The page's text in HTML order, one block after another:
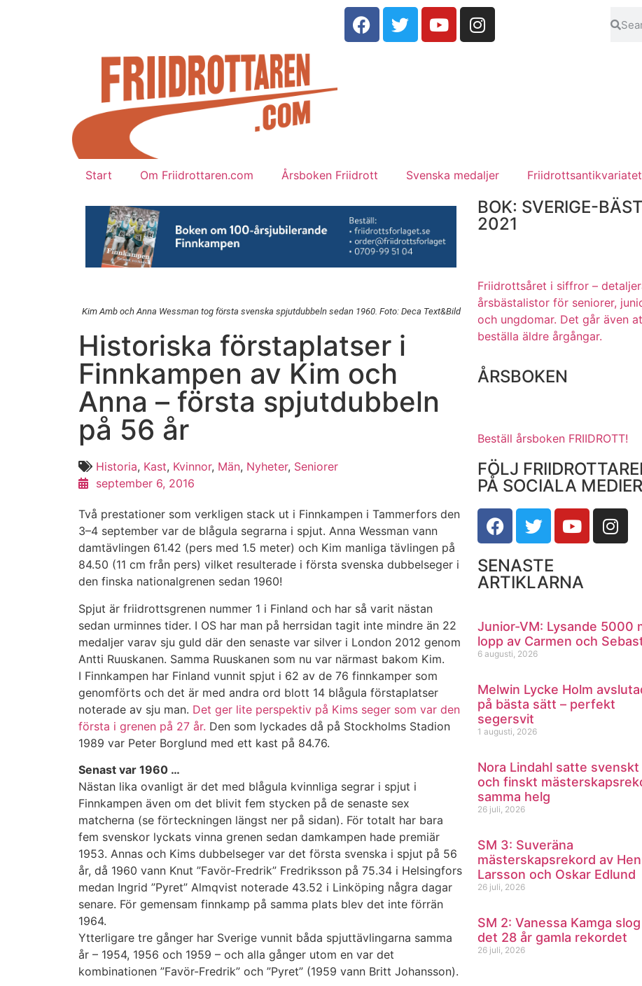
Start Om Friidrottaren.com Årsboken Friidrott Svenska medaljer Friidrottsantikvariatet
Kim Amb och Anna Wessman tog första svenska spjutdubbeln sedan 1960. Foto: Deca Text&Bild
Historiska förstaplatser i
Finnkampen av Kim och
Anna – första spjutdubbeln
på 56 år
Historia, Kast, Kvinnor, Män, Nyheter, Seniorer
september 6, 2016
Två prestationer som verkligen stack ut i Finnkampen i Tammerfors den
3–4 september var de blågula segrarna i spjut. Anna Wessman vann
damtävlingen 61.42 (pers med 1.5 meter) och Kim manliga tävlingen på
84.50 (11 cm från pers) vilket resulterade i första svenska dubbelseger i
den finska nationalgrenen sedan 1960!
Spjut är friidrottsgrenen nummer 1 i Finland och har så varit nästan
sedan urminnes tider. I OS har man på herrsidan tagit inte mindre än 22
medaljer varav sju guld där den senaste var silver i London 2012 genom
Antti Ruuskanen. Samma Ruuskanen som nu var närmast bakom Kim.
I Finnkampen har Finland vunnit spjut i 62 av de 76 finnkamper som
genomförts och det är med andra ord blott 14 blågula förstaplatser
noterade av sju man. Det ger lite perspektiv på Kims seger som var den
första i grenen på 27 år. Den som lyckades då på Stockholms Stadion
1989 var Peter Borglund med ett kast på 84.76.
Senast var 1960 …
Nästan lika ovanligt är det med blågula kvinnliga segrar i spjut i
Finnkampen även om det blivit fem stycken på de senaste sex
matcherna (se förteckningen längst ner på sidan). För totalt har bara
fem svenskor lyckats vinna grenen sedan damkampen hade premiär
1953. Annas och Kims dubbelseger var det första svenska i spjut på 56
år, då 1960 vann Knut ”Favör-Fredrik” Fredriksson på 75.34 i Helsingfors
medan Ingrid ”Pyret” Almqvist noterade 43.52 i Linköping några dagar
senare. För gemensam finnkamp på samma plats blev det inte förrän
1964.
Ytterligare tre gånger har Sverige vunnit båda spjuttävlingarna samma
år – 1954, 1956 och 1959 – och alla gånger utom en var det
kombinationen ”Favör-Fredrik” och ”Pyret” (1959 vann Britt Johansson).
BOK: SVERIGE-
2021
Friidrottsåret i siffror –
årsbästalistor för seniorer,
och ungdomar. Det går även
beställa äldre årgångar.
ÅRSBOKEN
Beställ årsboken FRIIDROTT!
FÖLJ
PÅ SOCIALA MEDIER
SENASTE
ARTIKLARNA
Junior-VM: Lysande 5000
lopp av Carmen och
6 augusti, 2026
Melwin Lycke Holm
på bästa sätt – perfekt
segersvit
1 augusti, 2026
Nora Lindahl satte svenskt
och finskt
samma helg
26 juli, 2026
SM 3: Suveräna
mästerskapsrekord av
Larsson och Oskar Edlund
26 juli, 2026
SM 2: Vanessa Kamga slog
det 28 år gamla rekordet
26 juli, 2026